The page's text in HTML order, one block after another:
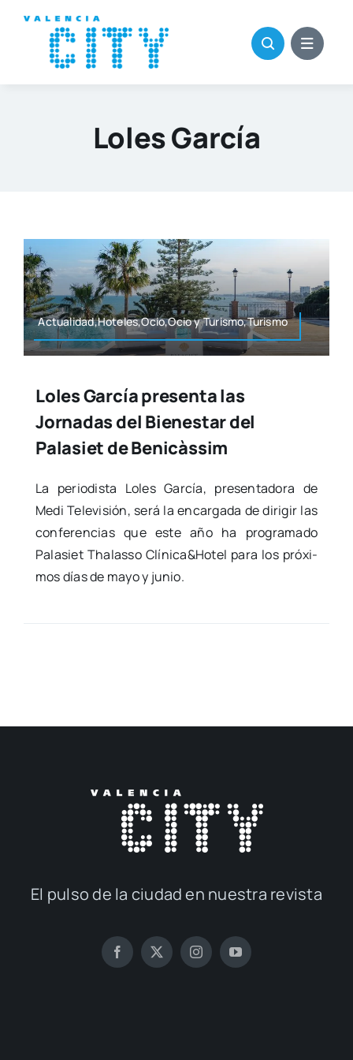
contenido
Loles García
Actualidad,Hoteles,Ocio,Ocio y Turismo,Turismo
Loles García presenta las
Jornadas del Bienestar del
Palasiet de Benicàssim
La perio­dis­ta Loles Gar­cía, pre­sen­ta­do­ra de
Medi Tele­vi­sión, será la encar­ga­da de diri­gir las
con­fe­ren­cias que este año ha pro­gra­ma­do
Pala­siet Tha­las­so Clínica&Hotel para los pró­xi­
mos días de mayo y junio.
El pul­so de la ciu­dad en nues­tra revis­ta